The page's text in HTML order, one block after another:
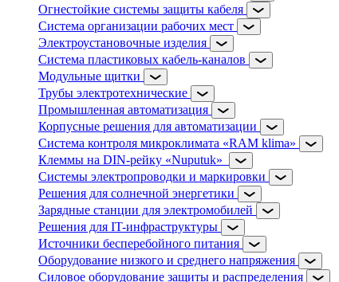
Огнестойкие системы защиты кабеля
Система организации рабочих мест
Электроустановочные изделия
Система пластиковых кабель-каналов
Модульные щитки
Трубы электротехнические
Промышленная автоматизация
Корпусные решения для автоматизации
Система контроля микроклимата «RAM klima»
Клеммы на DIN-рейку «Nuputuk»
Системы электропроводки и маркировки
Решения для солнечной энергетики
Зарядные станции для электромобилей
Решения для IT-инфраструктуры
Источники бесперебойного питания
Оборудование низкого и среднего напряжения
Силовое оборудование защиты и распределения